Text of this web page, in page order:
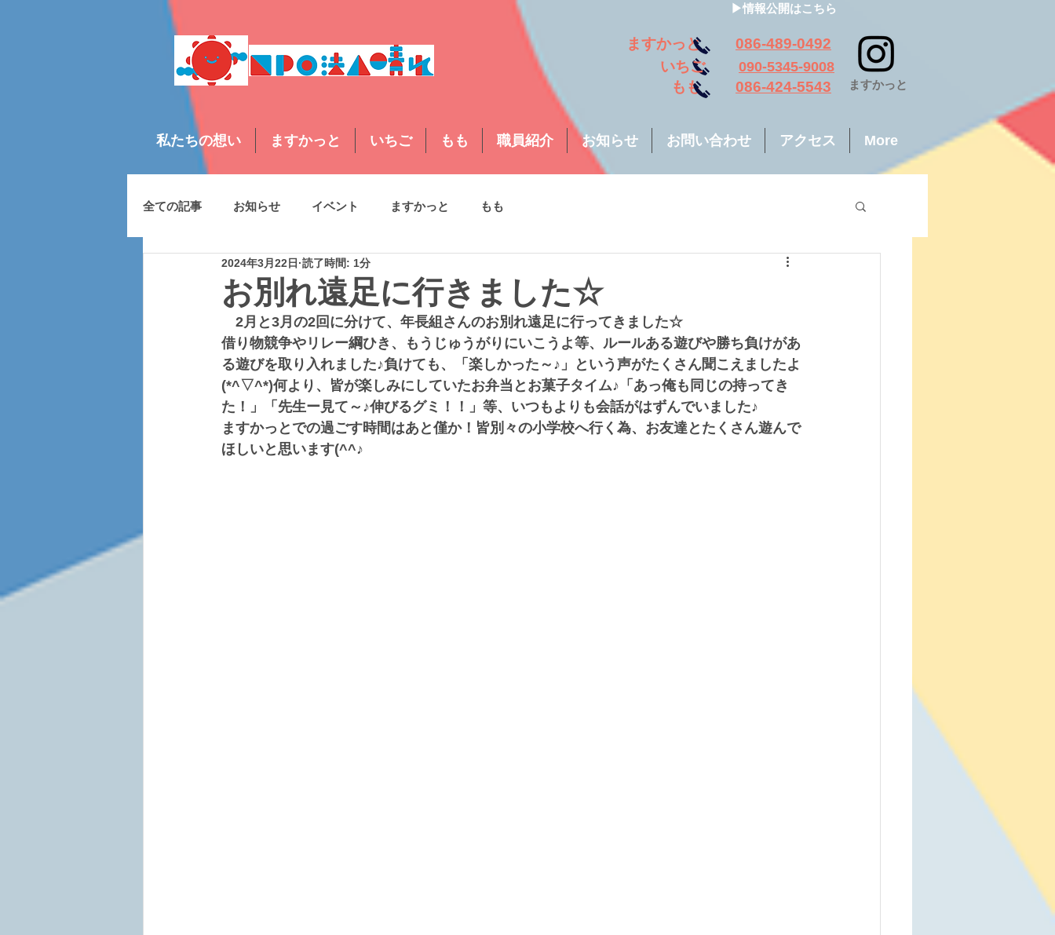
▶情報公開はこちら
ますかっと 086-489-0492
もも 086-424-5543
いちご 090-5345-9008
​ますかっと
私たちの想い ますかっと いちご もも 職員紹介 お知らせ お問い合わせ アクセス More
全ての記事 お知らせ イベント ますかっと もも
お別れ遠足に行きました☆
2024年3月22日 読了時間: 1分
2月と3月の2回に分けて、年長組さんのお別れ遠足に行ってきました☆
借り物競争やリレー綱ひき、もうじゅうがりにいこうよ等、ルールある遊びや勝ち負けがあ
る遊びを取り入れました♪負けても、「楽しかった～♪」という声がたくさん聞こえましたよ
(*^▽^*)何より、皆が楽しみにしていたお弁当とお菓子タイム♪「あっ俺も同じの持ってき
た！」「先生ー見て～♪伸びるグミ！！」等、いつもよりも会話がはずんでいました♪
ますかっとでの過ごす時間はあと僅か！皆別々の小学校へ行く為、お友達とたくさん遊んで
ほしいと思います(^^♪